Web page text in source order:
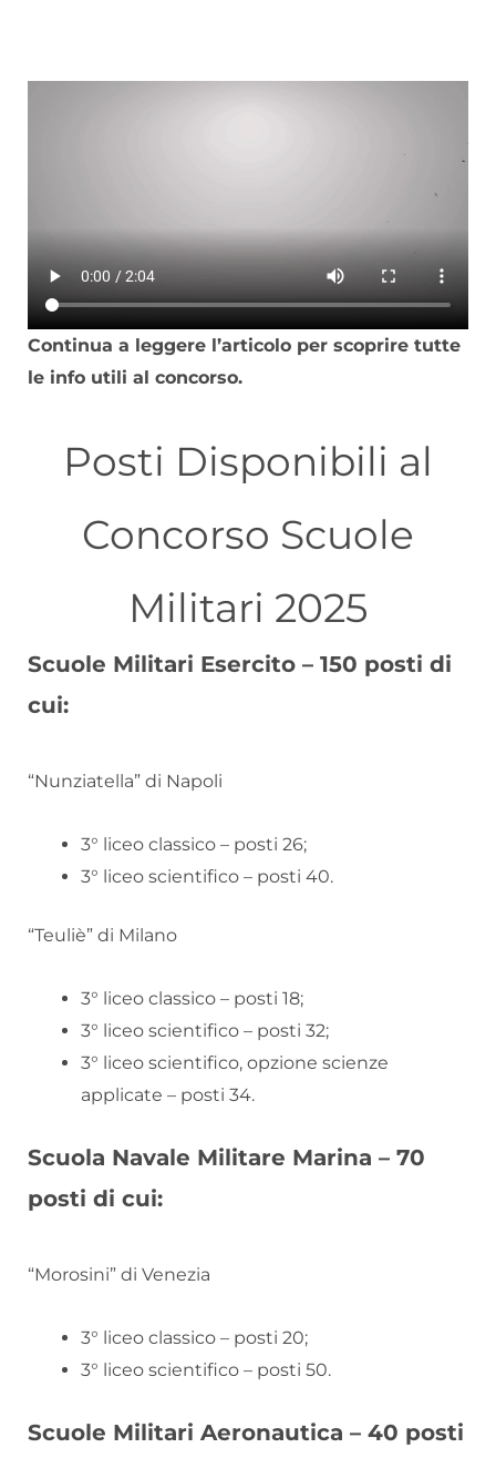
Continua a leggere l’articolo per scoprire tutte
le info utili al concorso.
Posti Disponibili al
Concorso Scuole
Militari 2025
Scuole Militari Esercito – 150 posti di
cui:
“Nunziatella” di Napoli
3° liceo classico – posti 26;
3° liceo scientifico – posti 40.
“Teuliè” di Milano
3° liceo classico – posti 18;
3° liceo scientifico – posti 32;
3° liceo scientifico, opzione scienze
applicate – posti 34.
Scuola Navale Militare Marina – 70
posti di cui:
“Morosini” di Venezia
3° liceo classico – posti 20;
3° liceo scientifico – posti 50.
Scuole Militari Aeronautica – 40 posti